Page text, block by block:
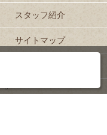
スタッフ紹介
サイトマップ